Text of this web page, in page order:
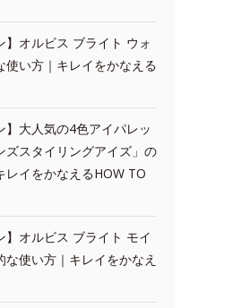
】オルビス ブライト ウォ
使い方｜キレイをかなえる
】大人気の4色アイパレッ
ズスタイリングアイズ」の
レイをかなえるHOW TO
】オルビス ブライト モイ
な使い方｜キレイをかなえ